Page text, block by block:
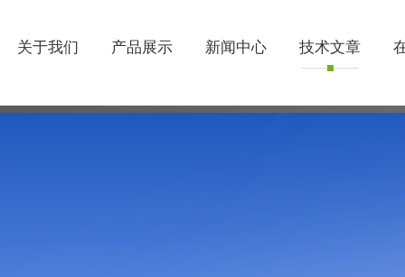
关于我们 产品展示 新闻中心 技术文章